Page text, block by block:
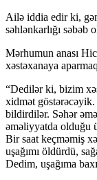
Ailə iddia edir ki,
səhlənkarlığı səbəb
Mərhumun anası
xəstəxanaya
“Dedilər ki, bizim
xidmət göstərəcəyik.
bildirdilər. Səhər
əməliyyatda olduğu
Bir saat keçməmiş
uşağımı öldürdü,
Dedim, uşağıma